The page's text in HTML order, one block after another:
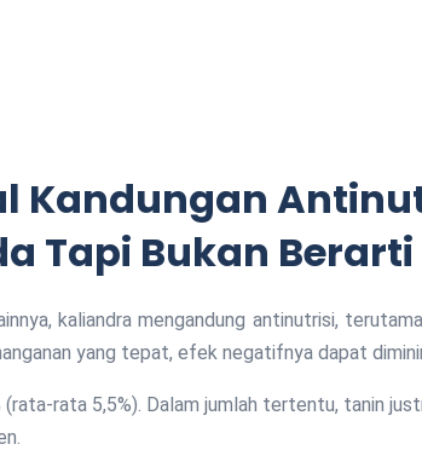
Kandungan
Tapi Bukan
kaliandra mengandung antinutrisi,
yang tepat, efek negatifnya dapat
(rata-rata 5,5%). Dalam jumlah tertentu, tanin